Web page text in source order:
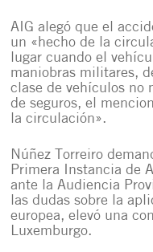
AIG alegó que el
un «hecho de la
lugar cuando el
maniobras militares,
clase de vehículos no
de seguros, el
la circulación».
Núñez Torreiro
Primera Instancia de
ante la Audiencia
las dudas sobre la
europea, elevó una
Luxemburgo.